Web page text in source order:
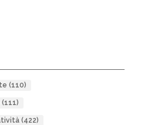
(110)
(111)
(422)